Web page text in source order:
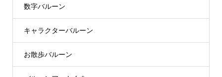
数字バルーン
キャラクターバルーン
お散歩バルーン